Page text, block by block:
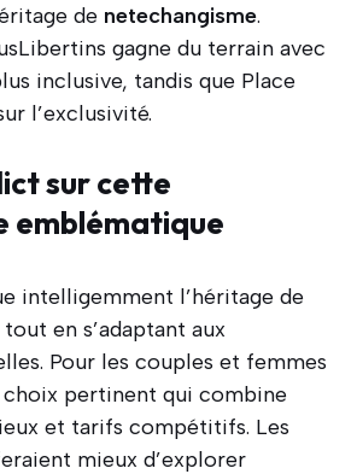
de netechangisme.
gagne du terrain avec
inclusive, tandis que Place
l’exclusivité.
sur cette
emblématique
intelligemment l’héritage de
tout en s’adaptant aux
Pour les couples et femmes
choix pertinent qui combine
et tarifs compétitifs. Les
mieux d’explorer